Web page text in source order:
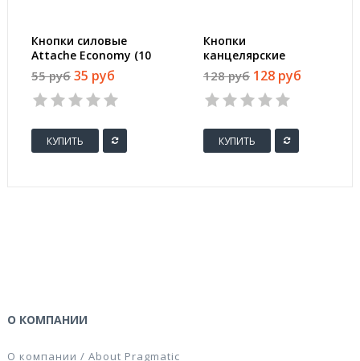
Кнопки силовые
Attache Economy (10
мм, 50 штук в
упаковке)
55 руб 35 руб
КУПИТЬ
Кнопки
канцелярские
Attache
пластиковые
цветные (50 штук в
128 руб 128 руб
КУПИТЬ
О КОМПАНИИ
О компании / About Pragmatic